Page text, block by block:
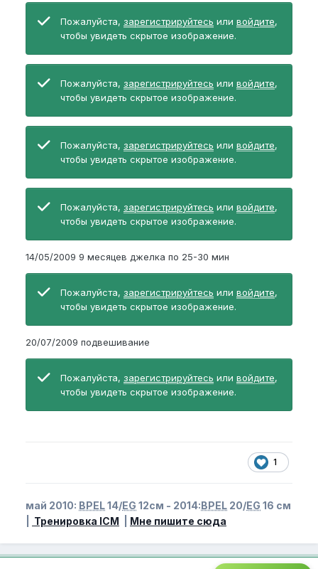
Пожалуйста, зарегистрируйтесь или войдите,
чтобы увидеть скрытое изображение.
Пожалуйста, зарегистрируйтесь или войдите,
чтобы увидеть скрытое изображение.
Пожалуйста, зарегистрируйтесь или войдите,
чтобы увидеть скрытое изображение.
Пожалуйста, зарегистрируйтесь или войдите,
чтобы увидеть скрытое изображение.
14/05/2009 9 месяцев джелка по 25-30 мин
Пожалуйста, зарегистрируйтесь или войдите,
чтобы увидеть скрытое изображение.
20/07/2009 подвешивание
Пожалуйста, зарегистрируйтесь или войдите,
чтобы увидеть скрытое изображение.
1
май 2010: BPEL14/EG 12см - 2014:BPEL 20/EG 16 см
Тренировка ICM Мне пишите сюда